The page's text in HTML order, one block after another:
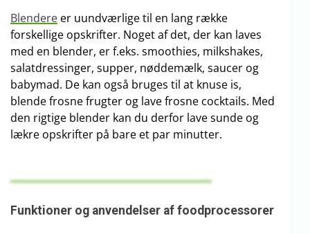
Blendere er uundværlige til en lang række
forskellige opskrifter. Noget af det, der kan laves
med en blender, er f.eks. smoothies, milkshakes,
salatdressinger, supper, nøddemælk, saucer og
babymad. De kan også bruges til at knuse is,
blende frosne frugter og lave frosne cocktails. Med
den rigtige blender kan du derfor lave sunde og
lækre opskrifter på bare et par minutter.
Funktioner og anvendelser af foodprocessorer